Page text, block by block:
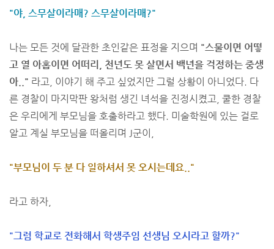
"야, 스무살이라매? 스무살이라매?"
나는 모든 것에 달관한 초인같은 표정을 지으며 "스물이면 어떻
고 열 아홉이면 어떠리, 천년도 못 살면서 백년을 걱정하는 중생
아.." 라고, 이야기 해 주고 싶었지만 그럴 상황이 아니었다. 다
른 경찰이 마지막판 왕처럼 생긴 녀석을 진정시켰고, 쿨한 경찰
은 우리에게 부모님을 호출하라고 했다. 미술학원에 있는 걸로
알고 계실 부모님을 떠올리며 J군이,
"부모님이 두 분 다 일하셔서 못 오시는데요.."
라고 하자,
"그럼 학교로 전화해서 학생주임 선생님 오시라고 할까?"